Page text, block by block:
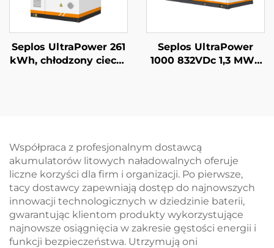
Seplos UltraPower 261
kWh, chłodzony cieczą
zarządzanie termiczne
dla przemysłowych
systemów
magazynowania
energii w
mikrosieciach
Seplos UltraPower
1000 832VDc 1,3 MWh
cieczowym Mikrosieci
BESS
Współpraca z profesjonalnym dostawcą
akumulatorów litowych naładowalnych oferuje
liczne korzyści dla firm i organizacji. Po pierwsze,
tacy dostawcy zapewniają dostęp do najnowszych
innowacji technologicznych w dziedzinie baterii,
gwarantując klientom produkty wykorzystujące
najnowsze osiągnięcia w zakresie gęstości energii i
funkcji bezpieczeństwa. Utrzymują oni